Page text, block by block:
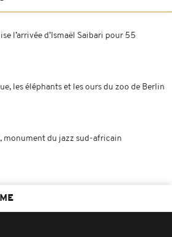
l’arrivée d’Ismaël Saibari pour 55
les éléphants et les ours du zoo de Berlin
monument du jazz sud-africain